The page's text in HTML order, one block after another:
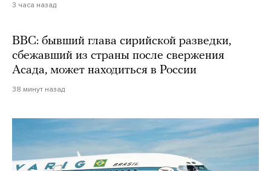
3 часа назад
BBC: бывший глава сирийской разведки,
сбежавший из страны после свержения
Асада, может находиться в России
38 минут назад